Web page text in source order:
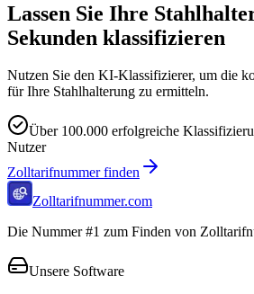
Lassen Sie Ihre
Sekunden klassifizieren
Nutzen Sie den KI-Klassifizierer, um die
für Ihre Stahlhalterung zu ermitteln.
Über 100.000 erfolgreiche
Nutzer
Zolltarifnummer finden
Zolltarifnummer.com
Die Nummer #1 zum Finden von
Unsere Software